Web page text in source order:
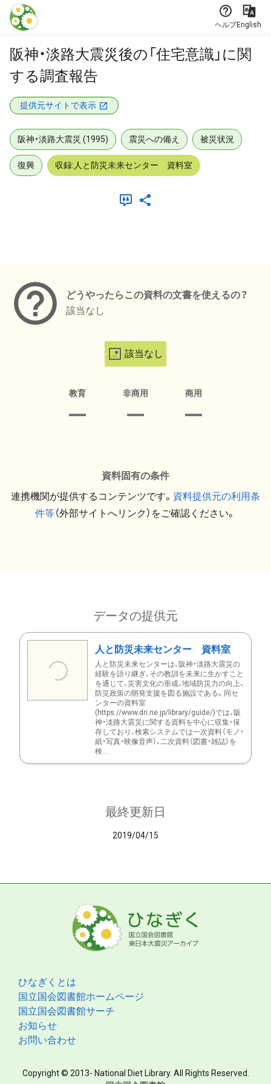
本文に飛ぶ
ヘルプEnglish
阪神・淡路大震災後の「住宅意識」に関
する調査報告
提供元サイトで表示
阪神・淡路大震災 (1995) 震災への備え 被災状況
復興 収録:人と防災未来センター 資料室
どうやったらこの資料の文書を使えるの？
該当なし
該当なし
教育 非商用 商用
資料固有の条件
連携機関が提供するコンテンツです。 資料提供元の利用条
件等（外部サイトへリンク）をご確認ください。
データの提供元
人と防災未来センター 資料室
人と防災未来センターは、阪神・淡路大震災の
経験を語り継ぎ、その教訓を未来に生かすこと
を通じて、災害文化の形成、地域防災力の向上、
防災政策の開発支援を図る施設である。同セ
ンターの資料室
(https://www.dri.ne.jp/library/guide/)では、阪
神・淡路大震災に関する資料を中心に収集・保
存しており、検索システムでは一次資料（モノ・
紙・写真・映像音声）、二次資料（図書・雑誌）を
検...
最終更新日
2019/04/15
ひなぎくとは
国立国会図書館ホームページ
国立国会図書館サーチ
お知らせ
お問い合わせ
Copyright © 2013- National Diet Library. All Rights Reserved.